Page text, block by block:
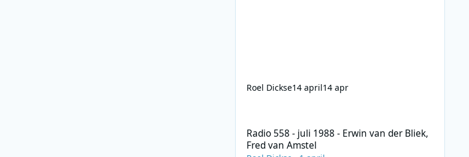
Roel Dickse14 april14 apr
Radio 558 - juli 1988 - Erwin van der Bliek,
Fred van Amstel